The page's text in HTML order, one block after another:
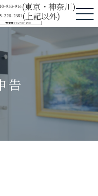
保険労務士事務所
953-916(東京・神奈川)
228-2381(上記以外)
受付時間：平日9:30〜17:30
告